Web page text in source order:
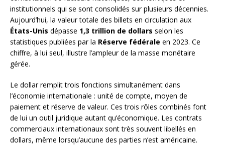
institutionnels qui se sont consolidés sur plusieurs décennies.
Aujourd’hui, la valeur totale des billets en circulation aux
États-Unis dépasse 1,3 trillion de dollars selon les
statistiques publiées par la Réserve fédérale en 2023. Ce
chiffre, à lui seul, illustre l’ampleur de la masse monétaire
gérée.
Le dollar remplit trois fonctions simultanément dans
l’économie internationale : unité de compte, moyen de
paiement et réserve de valeur. Ces trois rôles combinés font
de lui un outil juridique autant qu’économique. Les contrats
commerciaux internationaux sont très souvent libellés en
dollars, même lorsqu’aucune des parties n’est américaine.